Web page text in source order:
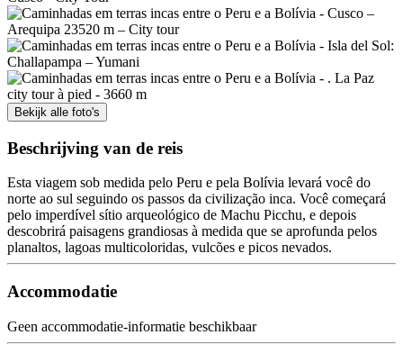
Bekijk alle foto's
Beschrijving van de reis
Esta viagem sob medida pelo Peru e pela Bolívia levará você do
norte ao sul seguindo os passos da civilização inca. Você começará
pelo imperdível sítio arqueológico de Machu Picchu, e depois
descobrirá paisagens grandiosas à medida que se aprofunda pelos
planaltos, lagoas multicoloridas, vulcões e picos nevados.
Accommodatie
Geen accommodatie-informatie beschikbaar